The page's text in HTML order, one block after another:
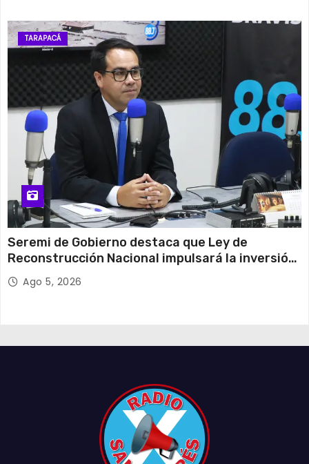
TARAPACÁ
Seremi de Gobierno destaca que Ley de
Reconstrucción Nacional impulsará la inversión
y el empleo en Tarapacá
Ago 5, 2026